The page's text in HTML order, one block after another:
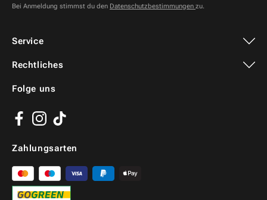
Service
Folge uns
Facebook
Instagram
TikTok
Zahlungsarten
Rechtliches
Bei Anmeldung stimmst du den Datenschutzbestimmungen zu.